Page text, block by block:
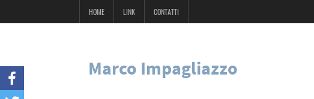
HOME LINK CONTATTI
Marco Impagliazzo